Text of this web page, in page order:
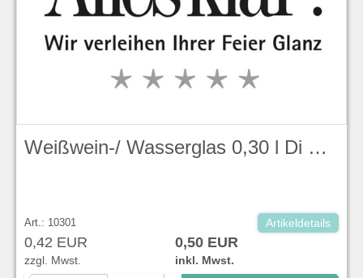
Weißwein-/ Wasserglas 0,30 l Di Vino
Art.: 10301 Artikeldetails
0,42 EUR 0,50 EUR
zzgl. Mwst. inkl. Mwst.